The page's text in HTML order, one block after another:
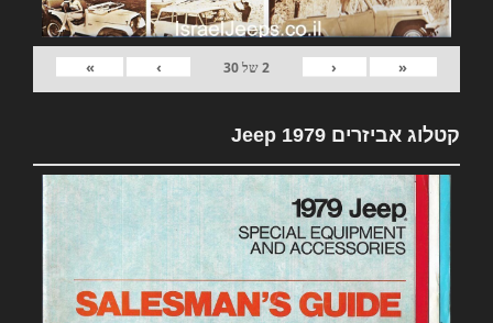
«
‹
2של30
›
»
קטלוג אביזרים 1979 Jeep